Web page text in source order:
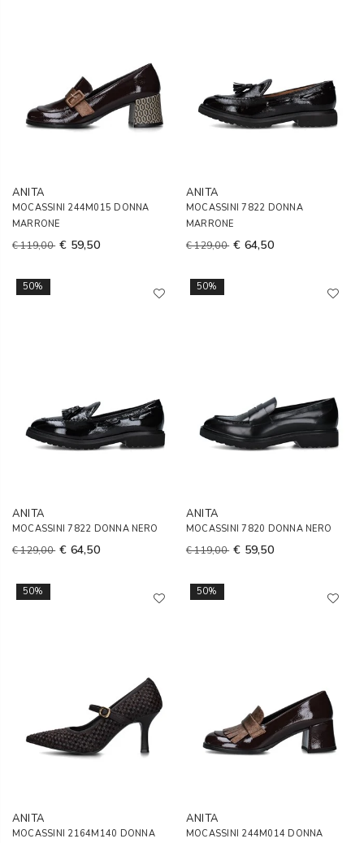
ANITA
MOCASSINI 244M015 DONNA
MARRONE
€ 119,00 € 59,50
ANITA
MOCASSINI 7822 DONNA
MARRONE
€ 129,00 € 64,50
50%
ANITA
MOCASSINI 7822 DONNA NERO
€ 129,00 € 64,50
50%
ANITA
MOCASSINI 7820 DONNA NERO
€ 119,00 € 59,50
50%
ANITA
MOCASSINI 2164M140 DONNA
50%
ANITA
MOCASSINI 244M014 DONNA